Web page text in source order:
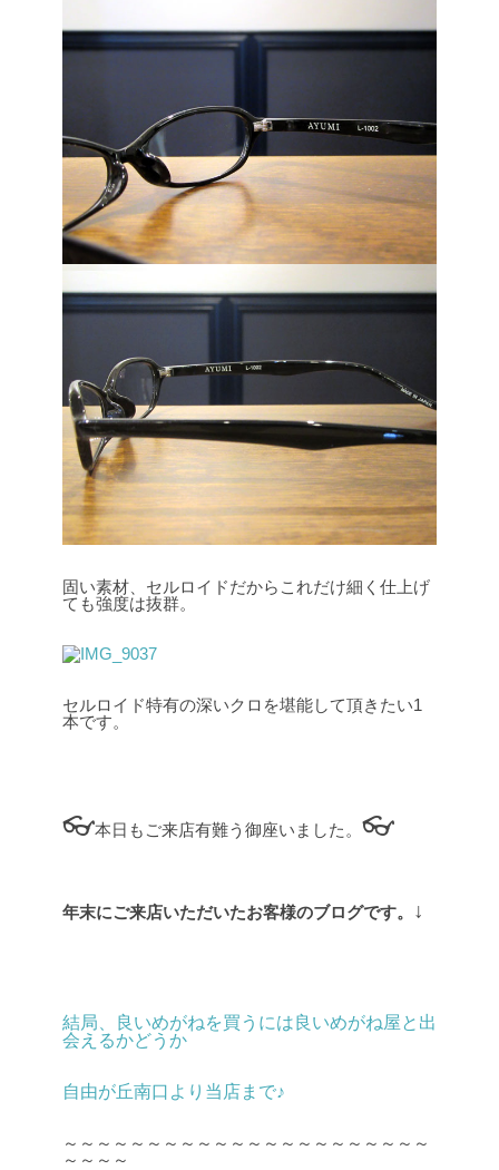
固い素材、セルロイドだからこれだけ細く仕上げ
ても強度は抜群。
セルロイド特有の深いクロを堪能して頂きたい1
本です。
👓本日もご来店有難う御座いました。 👓
年末にご来店いただいたお客様のブログです。 ↓
結局、良いめがねを買うには良いめがね屋と出
会えるかどうか
自由が丘南口より当店まで♪
～～～～～～～～～～～～～～～～～～～～～～
～～～～